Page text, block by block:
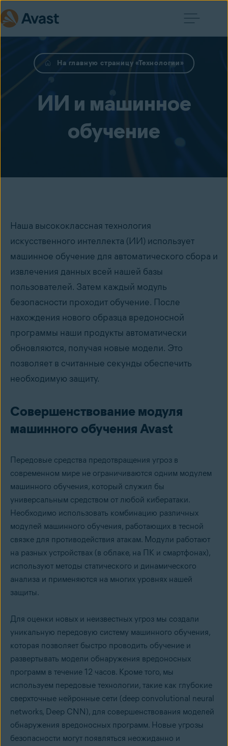
На главную страницу «Технологии»
ИИ и машинное
обучение
Наша высококлассная технология
искусственного интеллекта (ИИ) использует
машинное обучение для автоматического сбора и
извлечения данных всей нашей базы
пользователей. Затем каждый модуль
безопасности проходит обучение. После
нахождения нового образца вредоносной
программы наши продукты автоматически
обновляются, получая новые модели. Это
позволяет в считанные секунды обеспечить
необходимую защиту.
Совершенствование модуля
машинного обучения Avast
Передовые средства предотвращения угроз в
современном мире не ограничиваются одним модулем
машинного обучения, который служил бы
универсальным средством от любой кибератаки.
Необходимо использовать комбинацию различных
модулей машинного обучения, работающих в тесной
связке для противодействия атакам. Модули работают
на разных устройствах (в облаке, на ПК и смартфонах),
используют методы статического и динамического
анализа и применяются на многих уровнях нашей
защиты.
Для оценки новых и неизвестных угроз мы создали
уникальную передовую систему машинного обучения,
которая позволяет быстро проводить обучение и
развертывать модели обнаружения вредоносных
программ в течение 12 часов. Кроме того, мы
используем передовые технологии, такие как глубокие
сверхточные нейронные сети (deep convolutional neural
networks, Deep CNN), для совершенствования моделей
обнаружения вредоносных программ. Новые угрозы
безопасности могут появляться неожиданно и